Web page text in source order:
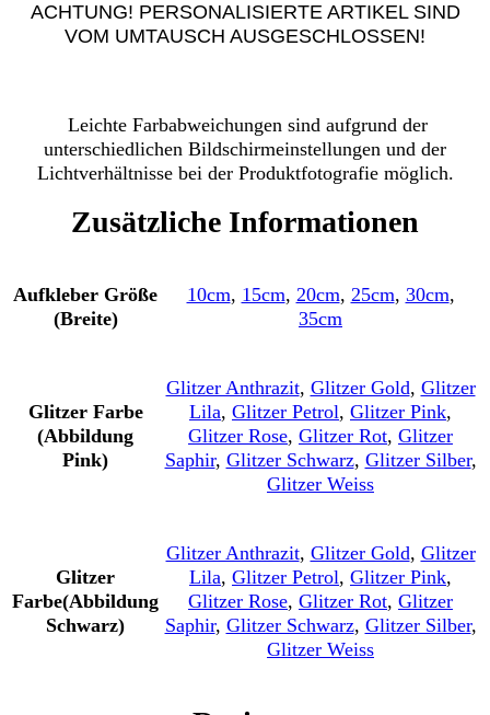
ACHTUNG! PERSONALISIERTE ARTIKEL SIND
VOM UMTAUSCH AUSGESCHLOSSEN!
Leichte Farbabweichungen sind aufgrund der
unterschiedlichen Bildschirmeinstellungen und der
Lichtverhältnisse bei der Produktfotografie möglich.
Zusätzliche Informationen
Aufkleber Größe
(Breite)
10cm, 15cm, 20cm, 25cm, 30cm,
35cm
Glitzer Farbe
(Abbildung
Pink)
Glitzer Anthrazit, Glitzer Gold, Glitzer
Lila, Glitzer Petrol, Glitzer Pink,
Glitzer Rose, Glitzer Rot, Glitzer
Saphir, Glitzer Schwarz, Glitzer Silber,
Glitzer Weiss
Glitzer
Farbe(Abbildung
Schwarz)
Glitzer Anthrazit, Glitzer Gold, Glitzer
Lila, Glitzer Petrol, Glitzer Pink,
Glitzer Rose, Glitzer Rot, Glitzer
Saphir, Glitzer Schwarz, Glitzer Silber,
Glitzer Weiss